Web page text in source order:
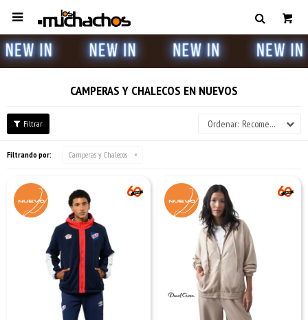

CAMPERAS Y CHALECOS EN NUEVOS
Recomendados
Filtrando por: Camperas y Chalecos